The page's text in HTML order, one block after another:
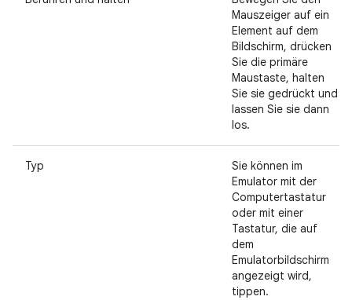
Mauszeiger auf ein
Element auf dem
Bildschirm, drücken
Sie die primäre
Maustaste, halten
Sie sie gedrückt und
lassen Sie sie dann
los.
Typ
Sie können im
Emulator mit der
Computertastatur
oder mit einer
Tastatur, die auf
dem
Emulatorbildschirm
angezeigt wird,
tippen.